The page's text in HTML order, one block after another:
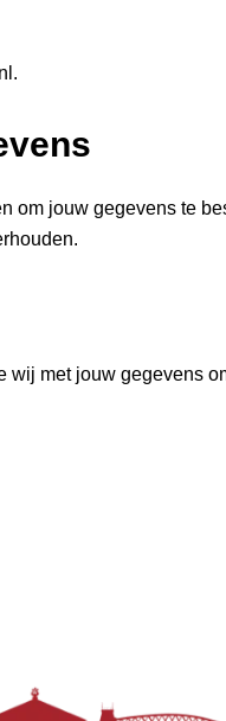
om jouw gegevens te
met jouw gegevens